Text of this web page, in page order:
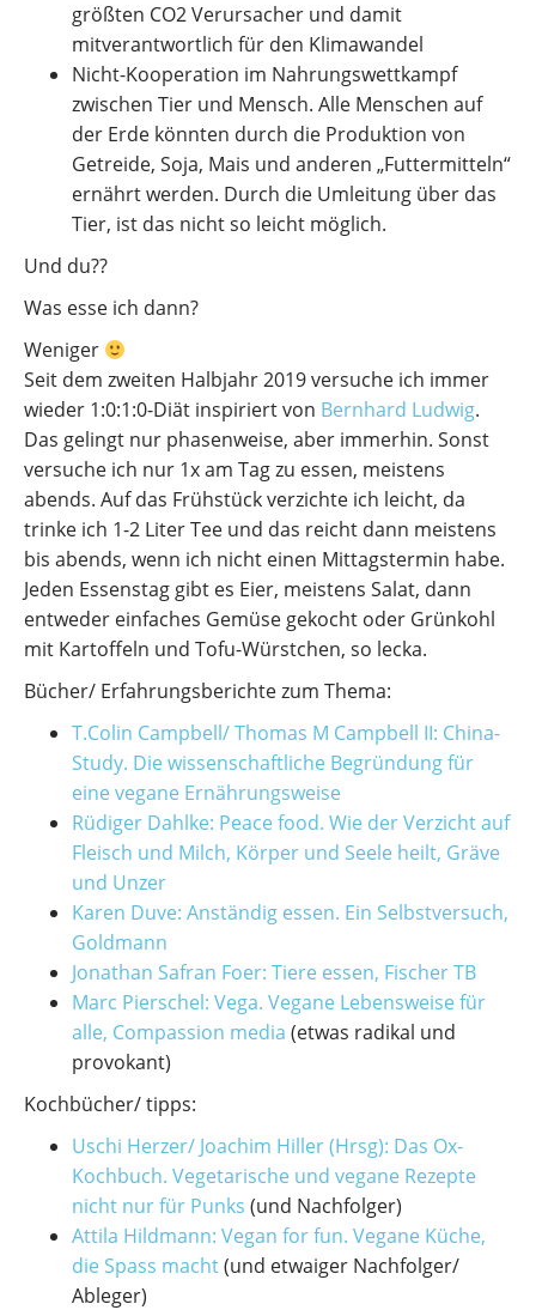
größten CO2 Verursacher und damit
mitverantwortlich für den Klimawandel
Nicht-Kooperation im Nahrungswettkampf
zwischen Tier und Mensch. Alle Menschen auf
der Erde könnten durch die Produktion von
Getreide, Soja, Mais und anderen „Futtermitteln“
ernährt werden. Durch die Umleitung über das
Tier, ist das nicht so leicht möglich.
Und du??
Was esse ich dann?
Weniger
Seit dem zweiten Halbjahr 2019 versuche ich immer
wieder 1:0:1:0-Diät inspiriert von Bernhard Ludwig.
Das gelingt nur phasenweise, aber immerhin. Sonst
versuche ich nur 1x am Tag zu essen, meistens
abends. Auf das Frühstück verzichte ich leicht, da
trinke ich 1-2 Liter Tee und das reicht dann meistens
bis abends, wenn ich nicht einen Mittagstermin habe.
Jeden Essenstag gibt es Eier, meistens Salat, dann
entweder einfaches Gemüse gekocht oder Grünkohl
mit Kartoffeln und Tofu-Würstchen, so lecka.
Bücher/ Erfahrungsberichte zum Thema:
T.Colin Campbell/ Thomas M Campbell II: China-
Study. Die wissenschaftliche Begründung für
eine vegane Ernährungsweise
Rüdiger Dahlke: Peace food. Wie der Verzicht auf
Fleisch und Milch, Körper und Seele heilt, Gräve
und Unzer
Karen Duve: Anständig essen. Ein Selbstversuch,
Goldmann
Jonathan Safran Foer: Tiere essen, Fischer TB
Marc Pierschel: Vega. Vegane Lebensweise für
alle, Compassion media (etwas radikal und
provokant)
Kochbücher/ tipps:
Uschi Herzer/ Joachim Hiller (Hrsg): Das Ox-
Kochbuch. Vegetarische und vegane Rezepte
nicht nur für Punks (und Nachfolger)
Attila Hildmann: Vegan for fun. Vegane Küche,
die Spass macht(und etwaiger Nachfolger/
Ableger)